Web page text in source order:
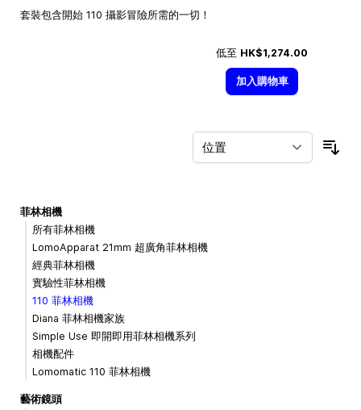
套裝包含開始 110 攝影冒險所需的一切！
低至 HK$1,274.00
加入購物車
菲林相機
所有菲林相機
LomoApparat 21mm 超廣角菲林相機
經典菲林相機
實驗性菲林相機
110 菲林相機
Diana 菲林相機家族
Simple Use 即開即用菲林相機系列
相機配件
Lomomatic 110 菲林相機
藝術鏡頭